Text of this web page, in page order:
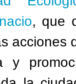
, que
acciones
y